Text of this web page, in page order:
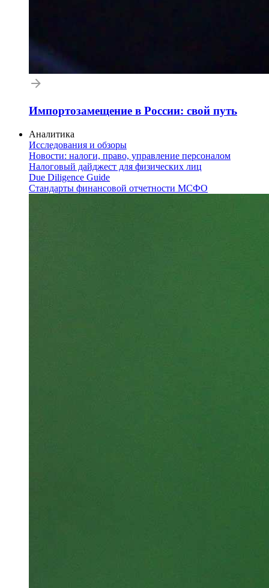
Импортозамещение в России: свой путь
Аналитика
Исследования и обзоры
Новости: налоги, право, управление персоналом
Налоговый дайджест для физических лиц
Due Diligence Guide
Стандарты финансовой отчетности МСФО